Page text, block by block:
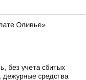
Оливье»
без учета сбитых
дежурные средства